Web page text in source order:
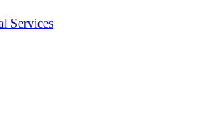
Services